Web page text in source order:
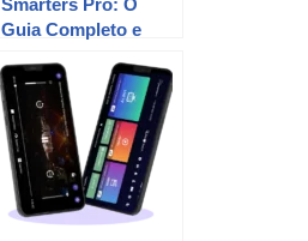
Smarters Pro: O
Guia Completo e